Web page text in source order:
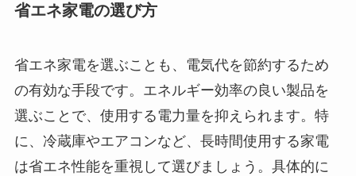
省エネ家電の選び方
省エネ家電を選ぶことも、電気代を節約するため
の有効な手段です。エネルギー効率の良い製品を
選ぶことで、使用する電力量を抑えられます。特
に、冷蔵庫やエアコンなど、長時間使用する家電
は省エネ性能を重視して選びましょう。具体的に